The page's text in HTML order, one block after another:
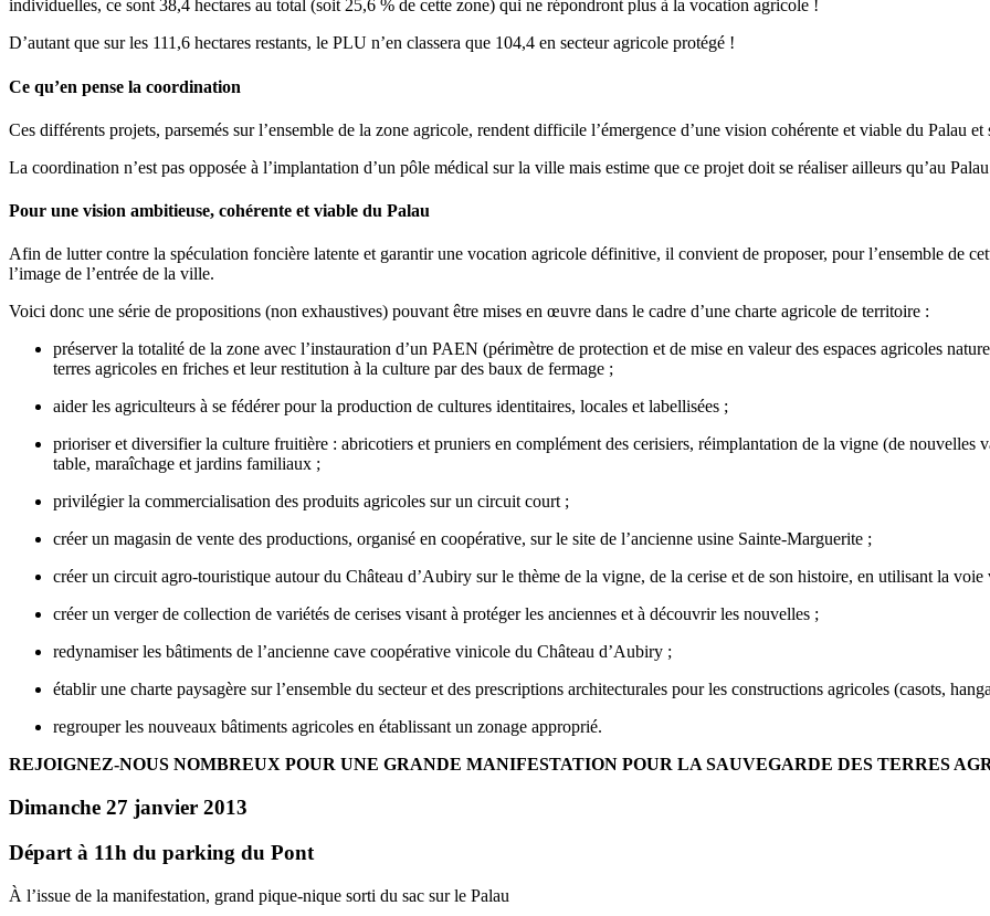
individuelles, ce sont 38,4 hectares au total (soit 25,6 % de cette zone) qui ne répondront plus à la vocation agricole !
D’autant que sur les 111,6 hectares restants, le PLU n’en classera que 104,4 en secteur agricole protégé !
Ce qu’en pense la coordination
Ces différents projets, parsemés sur l’ensemble de la zone agricole, rendent difficile l’émergence d’une vision cohérente et viable du Palau
La coordination n’est pas opposée à l’implantation d’un pôle médical sur la ville mais estime que ce projet doit se réaliser ailleurs qu’au
Pour une vision ambitieuse, cohérente et viable du Palau
Afin de lutter contre la spéculation foncière latente et garantir une vocation agricole définitive, il convient de proposer, pour l’ensemble de
l’image de l’entrée de la ville.
Voici donc une série de propositions (non exhaustives) pouvant être mises en œuvre dans le cadre d’une charte agricole de territoire :
préserver la totalité de la zone avec l’instauration d’un PAEN (périmètre de protection et de mise en valeur des espaces agricoles
terres agricoles en friches et leur restitution à la culture par des baux de fermage ;
aider les agriculteurs à se fédérer pour la production de cultures identitaires, locales et labellisées ;
prioriser et diversifier la culture fruitière : abricotiers et pruniers en complément des cerisiers, réimplantation de la vigne (de nouvelles
table, maraîchage et jardins familiaux ;
privilégier la commercialisation des produits agricoles sur un circuit court ;
créer un magasin de vente des productions, organisé en coopérative, sur le site de l’ancienne usine Sainte-Marguerite ;
créer un circuit agro-touristique autour du Château d’Aubiry sur le thème de la vigne, de la cerise et de son histoire, en utilisant la
créer un verger de collection de variétés de cerises visant à protéger les anciennes et à découvrir les nouvelles ;
redynamiser les bâtiments de l’ancienne cave coopérative vinicole du Château d’Aubiry ;
établir une charte paysagère sur l’ensemble du secteur et des prescriptions architecturales pour les constructions agricoles (casots,
regrouper les nouveaux bâtiments agricoles en établissant un zonage approprié.
REJOIGNEZ-NOUS NOMBREUX POUR UNE GRANDE MANIFESTATION POUR LA SAUVEGARDE DES TERRES
Dimanche 27 janvier 2013
Départ à 11h du parking du Pont
À l’issue de la manifestation, grand pique-nique sorti du sac sur le Palau